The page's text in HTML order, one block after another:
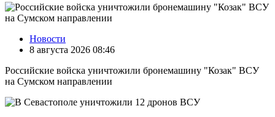
Новости
8 августа 2026 08:46
Российские войска уничтожили бронемашину "Козак" ВСУ
на Сумском направлении